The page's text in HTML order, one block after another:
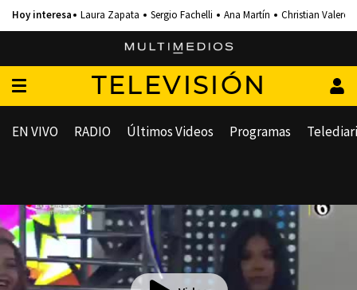
Laura Zapata Sergio Fachelli Ana Martín Christian Valero
TELEVISIÓN
EN VIVO RADIO Últimos Videos Programas